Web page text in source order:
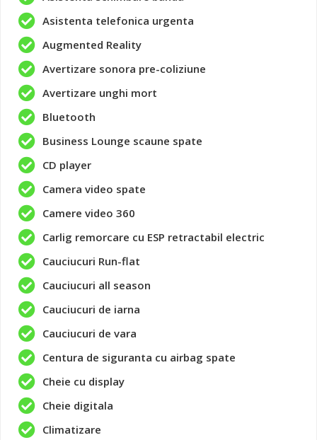
Asistenta telefonica urgenta
Augmented Reality
Avertizare sonora pre-coliziune
Avertizare unghi mort
Bluetooth
Business Lounge scaune spate
CD player
Camera video spate
Camere video 360
Carlig remorcare cu ESP retractabil electric
Cauciucuri Run-flat
Cauciucuri all season
Cauciucuri de iarna
Cauciucuri de vara
Centura de siguranta cu airbag spate
Cheie cu display
Cheie digitala
Climatizare